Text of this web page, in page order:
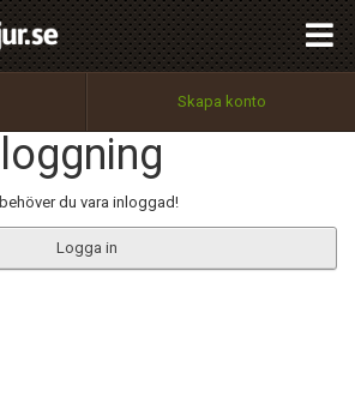
Skapa konto
du vara inloggad!
Logga in
Utför
100%
OK
Tillbaka till förstasidan